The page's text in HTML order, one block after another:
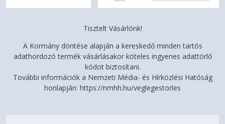
Tisztelt Vásárlónk!
A Kormány döntése alapján a kereskedő minden tartós
adathordozó termék vásárlásakor köteles ingyenes adattörlő
kódot biztosítani.
További információk a Nemzeti Média- és Hírközlési Hatóság
honlapján: https://nmhh.hu/veglegestorles